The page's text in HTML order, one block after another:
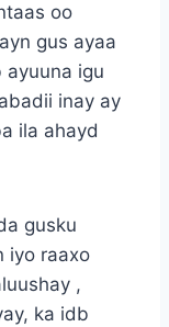
oo
gus ayaa
ayuuna igu
inay ay
ila ahayd
gusku
iyo raaxo
,
ka idb